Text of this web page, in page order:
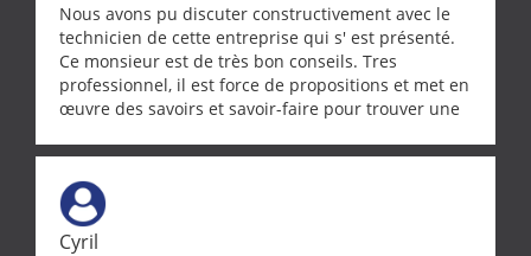
Nous avons pu discuter constructivement avec le
technicien de cette entreprise qui s' est présenté.
Ce monsieur est de très bon conseils. Tres
professionnel, il est force de propositions et met en
œuvre des savoirs et savoir-faire pour trouver une
demande de l écoute et de la considération, ce qui
ne se trouve que chez les pationnés de leur métier.
Merci a ce monsieur pour sa disponibilité
Cyril